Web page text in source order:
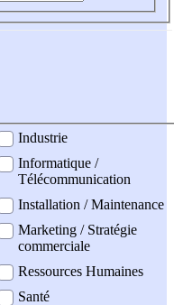
Industrie
Informatique /
Télécommunication
Installation / Maintenance
Marketing / Stratégie
commerciale
Ressources Humaines
Santé